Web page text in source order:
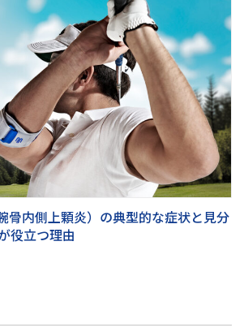
骨内側上顆炎）の典型的な症状と見分
役立つ理由